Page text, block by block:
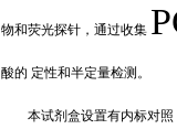
物和荧光探针，通过收集
酸的 定性和半定量检测。
本试剂盒设置有内标对照